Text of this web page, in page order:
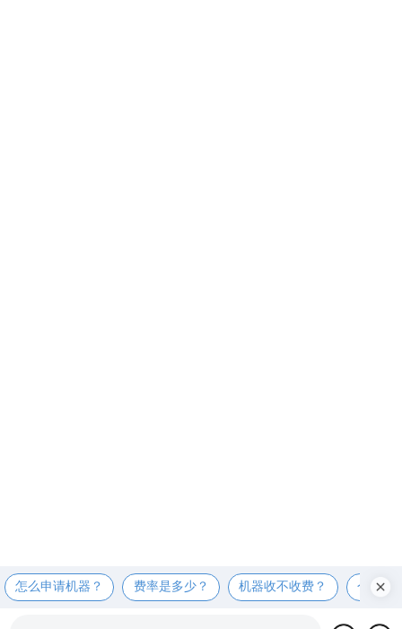
怎么申请机器？ 费率是多少？ 机器收不收费？ 个人可